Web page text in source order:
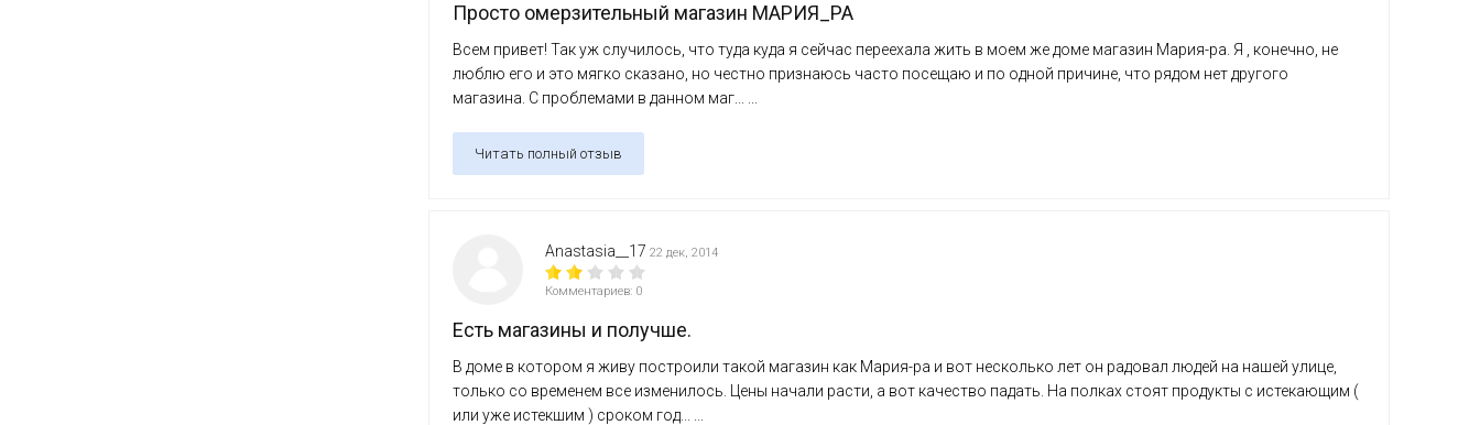
Просто омерзительный магазин МАРИЯ_РА
Всем привет! Так уж случилось, что туда куда я сейчас переехала жить в моем же доме магазин Мария-ра. Я , конечно, не
люблю его и это мягко сказано, но честно признаюсь часто посещаю и по одной причине, что рядом нет другого
магазина. С проблемами в данном маг... ...
Читать полный отзыв
Anastasia__17 22 дек, 2014
Комментариев: 0
Есть магазины и получше.
В доме в котором я живу построили такой магазин как Мария-ра и вот несколько лет он радовал людей на нашей улице,
только со временем все изменилось. Цены начали расти, а вот качество падать. На полках стоят продукты с истекающим (
или уже истекшим ) сроком год... ...